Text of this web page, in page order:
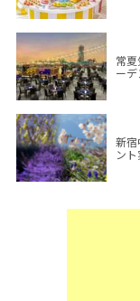
常
ー
新宿
ン